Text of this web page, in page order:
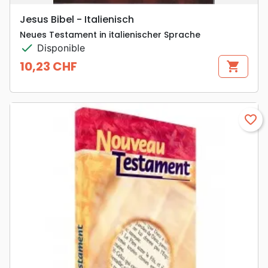
Jesus Bibel - Italienisch
Neues Testament in italienischer Sprache
check Disponible
Prix
10,23 CHF shopping_cart
favorite_border